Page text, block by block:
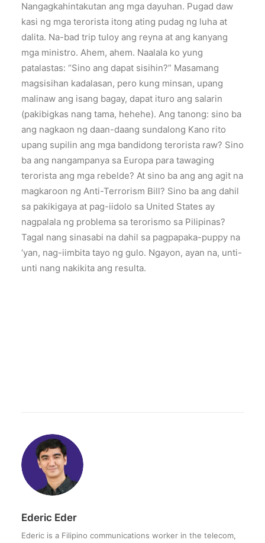
Nangagkahintakutan ang mga dayuhan. Pugad daw
kasi ng mga terorista itong ating pudag ng luha at
dalita. Na-bad trip tuloy ang reyna at ang kanyang
mga ministro. Ahem, ahem. Naalala ko yung
patalastas: “Sino ang dapat sisihin?” Masamang
magsisihan kadalasan, pero kung minsan, upang
malinaw ang isang bagay, dapat ituro ang salarin
(pakibigkas nang tama, hehehe). Ang tanong: sino ba
ang nagkaon ng daan-daang sundalong Kano rito
upang supilin ang mga bandidong terorista raw? Sino
ba ang nangampanya sa Europa para tawaging
terorista ang mga rebelde? At sino ba ang ang agit na
magkaroon ng Anti-Terrorism Bill? Sino ba ang dahil
sa pakikigaya at pag-iidolo sa United States ay
nagpalala ng problema sa terorismo sa Pilipinas?
Tagal nang sinasabi na dahil sa pagpapaka-puppy na
‘yan, nag-iimbita tayo ng gulo. Ngayon, ayan na, unti-
unti nang nakikita ang resulta.
Ederic Eder
Ederic is a Filipino communications worker in the telecom,